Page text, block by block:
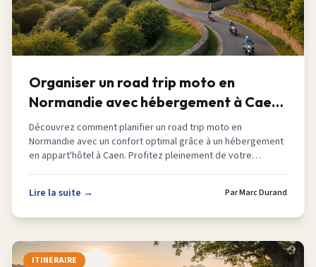
Organiser un road trip moto en
Normandie avec hébergement à Caen
en 2026
Découvrez comment planifier un road trip moto en
Normandie avec un confort optimal grâce à un hébergement
en appart'hôtel à Caen. Profitez pleinement de votre
Lire la suite →
ParMarc Durand
ITINERAIRE